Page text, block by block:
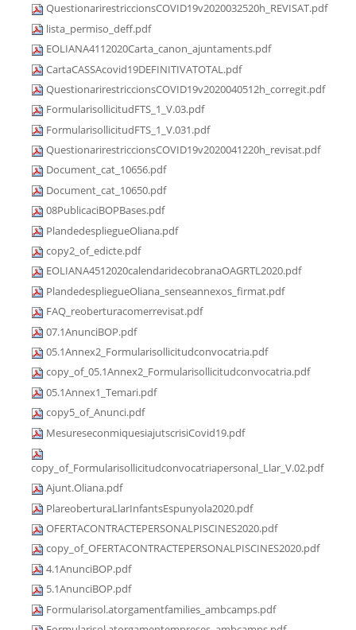
QuestionarirestriccionsCOVID19v2020032520h_REVISAT.pdf
lista_permiso_deff.pdf
EOLIANA4112020Carta_canon_ajuntaments.pdf
CartaCASSAcovid19DEFINITIVATOTAL.pdf
QuestionarirestriccionsCOVID19v2020040512h_corregit.pdf
FormularisollicitudFTS_1_V.03.pdf
FormularisollicitudFTS_1_V.031.pdf
QuestionarirestriccionsCOVID19v2020041220h_revisat.pdf
Document_cat_10656.pdf
Document_cat_10650.pdf
08PublicaciBOPBases.pdf
PlandedespliegueOliana.pdf
copy2_of_edicte.pdf
EOLIANA4512020calendaridecobranaOAGRTL2020.pdf
PlandedespliegueOliana_senseannexos_firmat.pdf
FAQ_reoberturacomerrevisat.pdf
07.1AnunciBOP.pdf
05.1Annex2_Formularisollicitudconvocatria.pdf
copy_of_05.1Annex2_Formularisollicitudconvocatria.pdf
05.1Annex1_Temari.pdf
copy5_of_Anunci.pdf
MesureseconmiquesiajutscrisiCovid19.pdf
copy_of_Formularisollicitudconvocatriapersonal_Llar_V.02.pdf
Ajunt.Oliana.pdf
PlareoberturaLlarInfantsEspunyola2020.pdf
OFERTACONTRACTEPERSONALPISCINES2020.pdf
copy_of_OFERTACONTRACTEPERSONALPISCINES2020.pdf
4.1AnunciBOP.pdf
5.1AnunciBOP.pdf
Formularisol.atorgamentfamilies_ambcamps.pdf